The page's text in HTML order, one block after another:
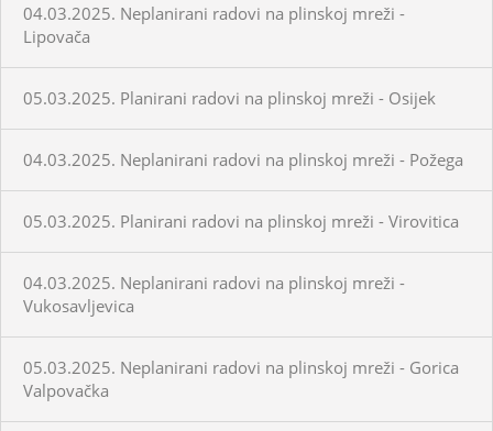
04.03.2025. Neplanirani radovi na plinskoj mreži -
Lipovača
05.03.2025. Planirani radovi na plinskoj mreži - Osijek
04.03.2025. Neplanirani radovi na plinskoj mreži - Požega
05.03.2025. Planirani radovi na plinskoj mreži - Virovitica
04.03.2025. Neplanirani radovi na plinskoj mreži -
Vukosavljevica
05.03.2025. Neplanirani radovi na plinskoj mreži - Gorica
Valpovačka